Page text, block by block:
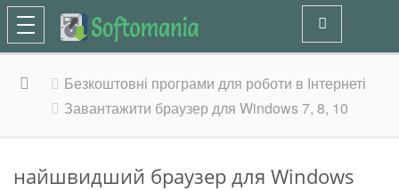
Безкоштовні програми для роботи в Інтернеті
Завантажити браузер для Windows 7, 8, 10
найшвидший браузер для Windows